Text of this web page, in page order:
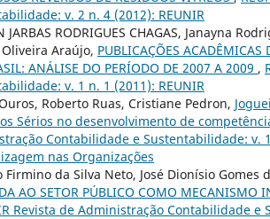
v. 2 n. 4 (2012): REUNIR
JARBAS RODRIGUES CHAGAS, Janayna
Araújo, PUBLICAÇÕES ACADÊMICAS
ANÁLISE DO PERÍODO DE 2007 A 2009 ,
v. 1 n. 1 (2011): REUNIR
Roberto Ruas, Cristiane Pedron,
Sérios no desenvolvimento de
Contabilidade e Sustentabilidade: v.
nas Organizações
Firmino da Silva Neto, José Dionísio Gomes
AO SETOR PÚBLICO COMO MECANISMO
Revista de Administração Contabilidade e